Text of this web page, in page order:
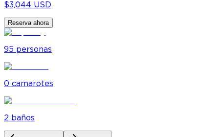
$3,044 USD
Reserva ahora
95 personas
0 camarotes
2 baños